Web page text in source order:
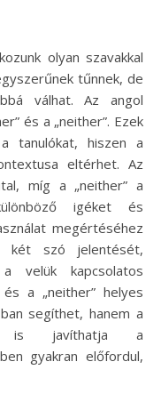
tűnnek, de
válhat. Az angol
és a „neither”. Ezek
tanulókat, hiszen a
eltérhet. Az
míg a „neither” a
igéket és
megértéséhez
két szó jelentését,
velük kapcsolatos
a „neither” helyes
segíthet, hanem a
is javíthatja a
gyakran előfordul,